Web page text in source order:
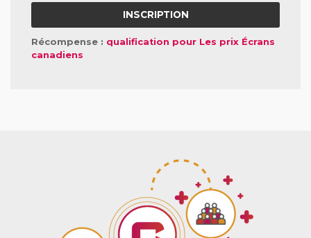
INSCRIPTION
Récompense : qualification pour Les prix Écrans
canadiens